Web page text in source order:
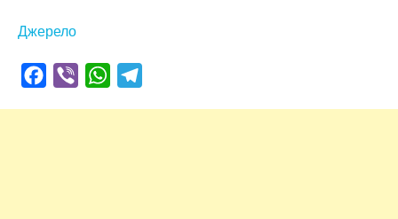
Джерело
Facebook
Viber WhatsApp